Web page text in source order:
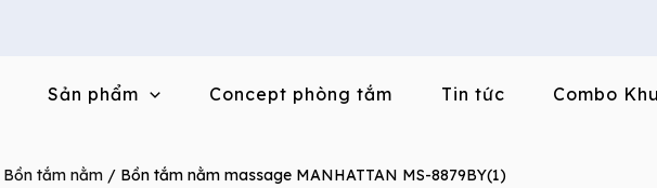
Sản phẩm Concept phòng tắm Tin tức Combo
Bồn tắm nằm / Bồn tắm nằm massage MANHATTAN MS-8879BY(1)